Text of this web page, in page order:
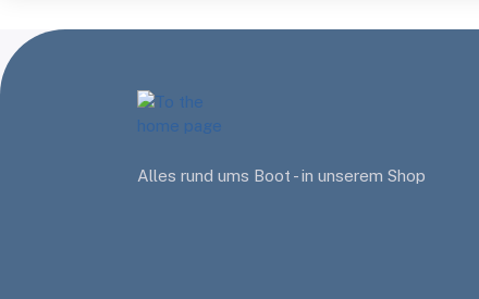
Alles rund ums Boot - in unserem Shop